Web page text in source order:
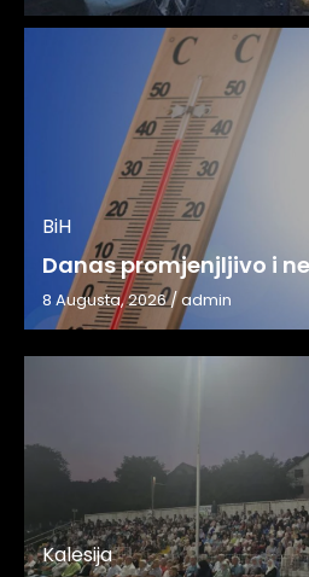
BiH
Danas promjenjljivo i
8 Augusta, 2026/admin
Kalesija